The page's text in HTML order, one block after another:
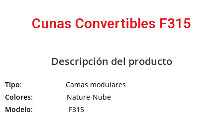
Cunas Convertibles F315
Descripción del producto
Tipo: Camas modulares
Colores: Nature-Nube
Modelo: F315